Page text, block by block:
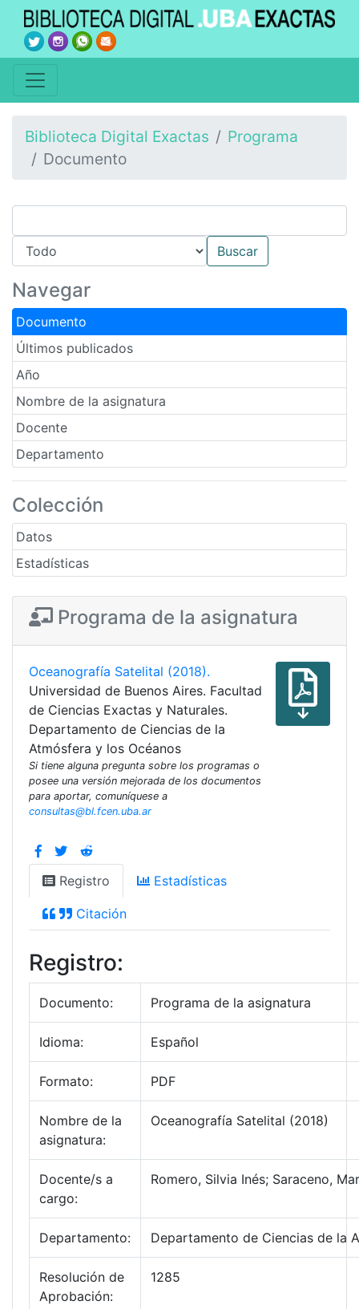
Biblioteca Digital Exactas
Programa
Documento
Navegar
Documento
Últimos publicados
Año
Nombre de la asignatura
Docente
Departamento
Colección
Datos
Estadísticas
Programa de la asignatura
Oceanografía Satelital (2018).
Universidad de Buenos Aires. Facultad
de Ciencias Exactas y Naturales.
Departamento de Ciencias de la
Atmósfera y los Océanos
Si tiene alguna pregunta sobre los programas o
posee una versión mejorada de los documentos
para aportar, comuníquese a
consultas@bl.fcen.uba.ar
Registro Estadísticas
Citación
Registro:
Documento: Programa de la asignatura
Idioma: Español
Formato: PDF
Nombre de la
asignatura:
Oceanografía Satelital (2018)
Docente/s a
cargo:
Romero, Silvia Inés; Saraceno,
Departamento: Departamento de Ciencias de la
Resolución de
Aprobación:
1285